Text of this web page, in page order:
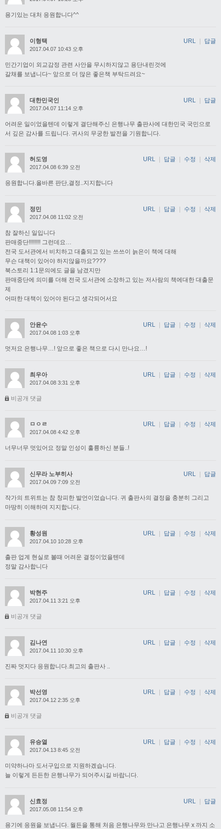
용기있는 대처 응원합니다^^
이형택
2017.04.07 10:43 오후
민간기업이 외교감정 관련 사안을 무시하지않고 용단내린것에
갈채를 보냅니다~ 앞으로 더 많은 좋은책 부탁드려요~
URL | 답글
대한민국인
2017.04.07 11:14 오후
어려운 일이었을텐데 이렇게 결단해주신 은행나무 출판사에 대한민국 국민으로
서 깊은 감사를 드립니다. 귀사의 무궁한 발전을 기원합니다.
URL | 답글
허도영
2017.04.08 6:39 오전
응원합니다.올바른 판단,결정..지지합니다
URL 답글 수정 삭제
정민
2017.04.08 11:02 오전
참 잘하신 일입니다
판매중단!!!!!!!! 그런데요…
전국 도서관에서 비치하고 대출되고 있는 쓰쓰이 늙은이 책에 대해
무슨 대책이 있어야 하지않을까요????
북스토리 1:1문의에도 글을 남겼지만
판매중단에 의미를 더해 전국 도서관에 소장하고 있는 저사람의 책에대한 대출문
제
어떠한 대책이 있어야 된다고 생각되어서요
URL 답글 수정 삭제
안윤수
2017.04.08 1:03 오후
멋저요 은행나무…! 앞으로 좋은 책으로 다시 만나요…!
URL | 답글 | 수정 | 삭제
최우아
2017.04.08 3:31 오후
비공개 댓글
URL | 답글 | 수정 | 삭제
ㅁㅇㄹ
2017.04.08 4:42 오후
너무너무 멋있어요 정말 인성이 훌륭하신 분들..!
URL 답글 수정 삭제
신무라 노부히사
2017.04.09 7:09 오전
작가의 트위트는 참 창피한 발언이었습니다. 귀 출판사의 결정을 충분히 그리고
마땅히 이해하며 지지합니다.
URL 답글
황성원
2017.04.10 10:28 오후
출판 업계 현실로 볼때 어려운 결정이었을텐데
정말 감사합니다
URL 답글 수정 삭제
박현주
2017.04.11 3:21 오후
비공개 댓글
URL | 답글 | 수정 | 삭제
김나연
2017.04.11 10:30 오후
진짜 멋지다 응원합니다.최고의 출판사 ..
URL | 답글 | 수정 | 삭제
박선영
2017.04.12 2:35 오후
비공개 댓글
URL 답글 수정 삭제
유승열
2017.04.13 8:45 오전
미약하나마 도서구입으로 지원하겠습니다.
늘 이렇게 든든한 은행나무가 되어주시길 바랍니다.
URL 답글 수정 삭제
신효정
2017.05.08 11:54 오후
용기에 응원을 보냅니다. 월든을 통해 처음 은행나무와 만나고 은행나무 x 까지 소
URL 답글